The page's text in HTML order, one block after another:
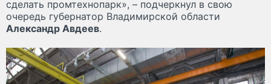
сделать промтехнопарк», – подчеркнул в свою
очередь губернатор Владимирской области
Александр Авдеев.